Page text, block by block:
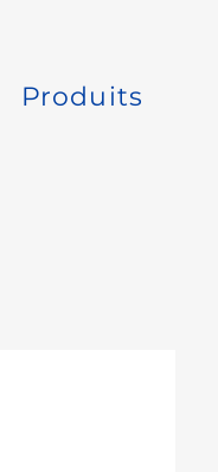
Produits